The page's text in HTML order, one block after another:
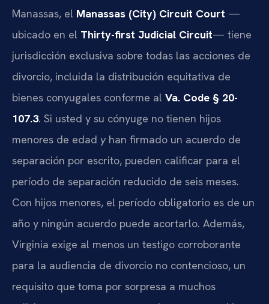
Manassas, el Manassas (City) Circuit Court —
ubicado en el Thirty-first Judicial Circuit— tiene
jurisdicción exclusiva sobre todas las acciones de
divorcio, incluida la distribución equitativa de
bienes conyugales conforme al Va. Code § 20-
107.3. Si usted y su cónyuge no tienen hijos
menores de edad yhan firmado un acuerdo de
separación por escrito, pueden calificar para el
período de separación reducido de seis meses.
Con hijos menores, el período obligatorio es de un
año y ningún acuerdo puede acortarlo. Además,
Virginia exige al menos un testigo corroborante
para la audiencia de divorcio no contencioso, un
requisito que toma por sorpresa a muchos